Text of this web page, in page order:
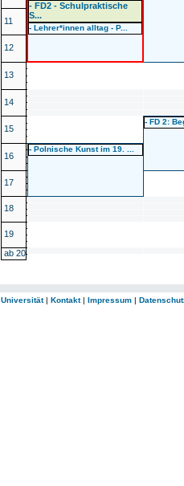
- FD2 - Schulpraktische
S...
- Lehrer*innen alltag - P...
11
12
13
14
15
- FD 2:
16
- Polnische Kunst im 19. ...
17
18
19
ab 20
Universität| Kontakt| Impressum |